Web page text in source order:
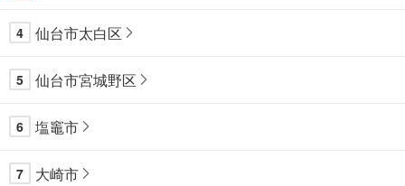
4 仙台市太白区
5 仙台市宮城野区
6 塩竈市
7 大崎市